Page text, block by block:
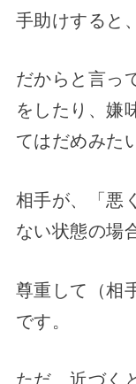
手助けすると
だからと言っ
をしたり、嫌
てはだめみた
相手が、「悪
ない状態の場
尊重して（相
です。
ただ、近づく